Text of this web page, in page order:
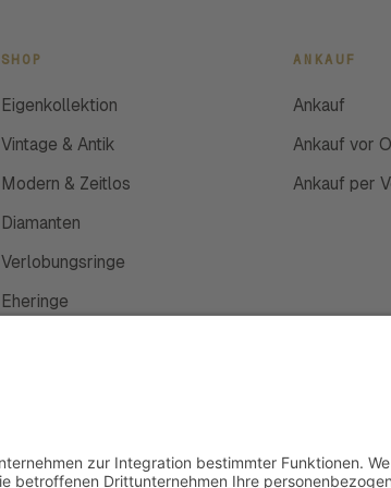
SHOP
Eigenkollektion
Vintage & Antik
Modern & Zeitlos
Diamanten
Verlobungsringe
Eheringe
ANKAUF
Ankauf
Ankauf vor
Ankauf per